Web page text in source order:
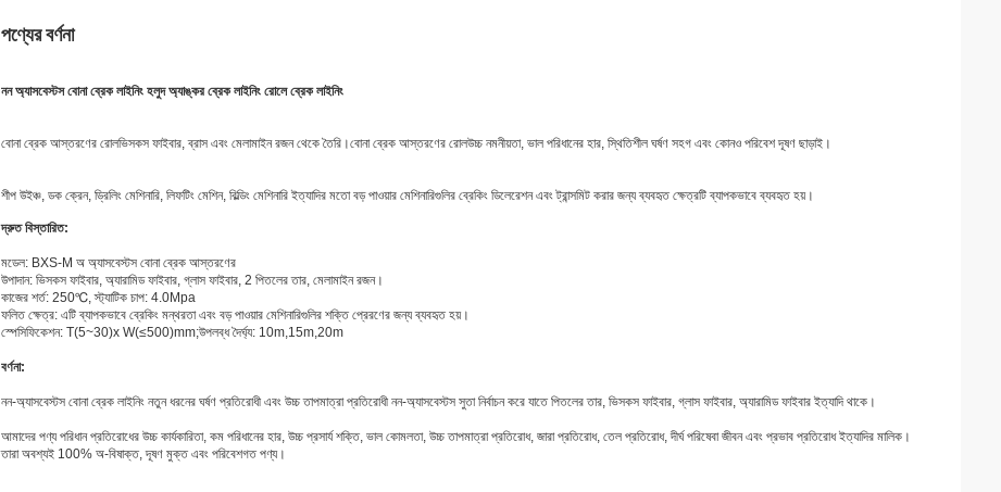
পণ্যের বর্ণনা
নন অ্যাসবেস্টস বোনা ব্রেক লাইনিং হলুদ অ্যাঙ্কর ব্রেক লাইনিং রোলে ব্রেক লাইনিং
বোনা ব্রেক আস্তরণের রোলভিসকস ফাইবার, ব্রাস এবং মেলামাইন রজন থেকে তৈরি।বোনা ব্রেক আস্তরণের রোলউচ্চ নমনীয়তা, ভাল পরিধানের হার, স্থিতিশীল ঘর্ষণ সহগ এবং কোনও পরিবেশ দূষণ ছাড়াই।
শীপ উইঞ্চ, ডক ক্রেন, ড্রিলিং মেশিনারি, লিফটিং মেশিন, বিল্ডিং মেশিনারি ইত্যাদির মতো বড় পাওয়ার মেশিনারিগুলির ব্রেকিং ডিলেরেশন এবং ট্রান্সমিট করার জন্য ব্যবহৃত ক্ষেত্রটি ব্যাপকভাবে ব্যবহৃত হয়।
দ্রুত বিস্তারিত:
মডেল: BXS-M অ অ্যাসবেস্টস বোনা ব্রেক আস্তরণের
উপাদান: ভিসকস ফাইবার, অ্যারামিড ফাইবার, গ্লাস ফাইবার, 2 পিতলের তার, মেলামাইন রজন।
কাজের শর্ত: 250℃, স্ট্যাটিক চাপ: 4.0Mpa
ফলিত ক্ষেত্র: এটি ব্যাপকভাবে ব্রেকিং মন্থরতা এবং বড় পাওয়ার মেশিনারিগুলির শক্তি প্রেরণের জন্য ব্যবহৃত হয়।
স্পেসিফিকেশন: T(5~30)x W(≤500)mm;উপলব্ধ দৈর্ঘ্য: 10m,15m,20m
বর্ণনা:
নন-অ্যাসবেস্টস বোনা ব্রেক লাইনিং নতুন ধরনের ঘর্ষণ প্রতিরোধী এবং উচ্চ তাপমাত্রা প্রতিরোধী নন-অ্যাসবেস্টস সুতা নির্বাচন করে যাতে পিতলের তার, ভিসকস ফাইবার, গ্লাস ফাইবার, অ্যারামিড ফাইবার ইত্যাদি থাকে।
আমাদের পণ্য পরিধান প্রতিরোধের উচ্চ কার্যকারিতা, কম পরিধানের হার, উচ্চ প্রসার্য শক্তি, ভাল কোমলতা, উচ্চ তাপমাত্রা প্রতিরোধ, জারা প্রতিরোধ, তেল প্রতিরোধ, দীর্ঘ পরিষেবা জীবন এবং প্রভাব প্রতিরোধ ইত্যাদির মালিক।
তারা অবশ্যই 100% অ-বিষাক্ত, দূষণ মুক্ত এবং পরিবেশগত পণ্য।